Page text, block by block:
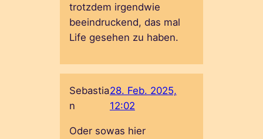
trotzdem irgendwie
beeindruckend, das mal
Life gesehen zu haben.
Sebastia
n
28. Feb. 2025,
12:02
Oder sowas hier